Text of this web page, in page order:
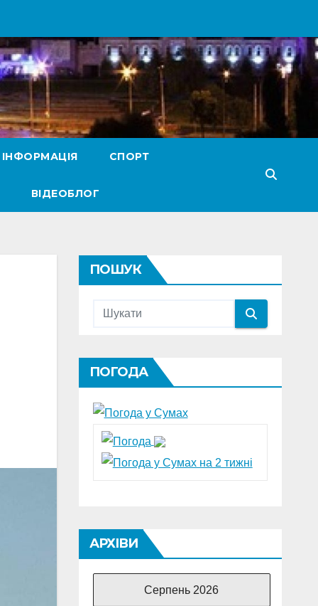
СПОРТ
ВІДЕОБЛОГ
ПОШУК
ПОГОДА
АРХІВИ
Серпень 2026